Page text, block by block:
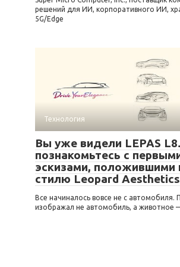
решений для ИИ, корпоративного ИИ,
5G/Edge
Технология
Вы уже видели LEPAS
познакомьтесь с
эскизами, положившими
стилю Leopard Aesthetics
Все начиналось вовсе не с автомобиля.
изображал не автомобиль, а животное